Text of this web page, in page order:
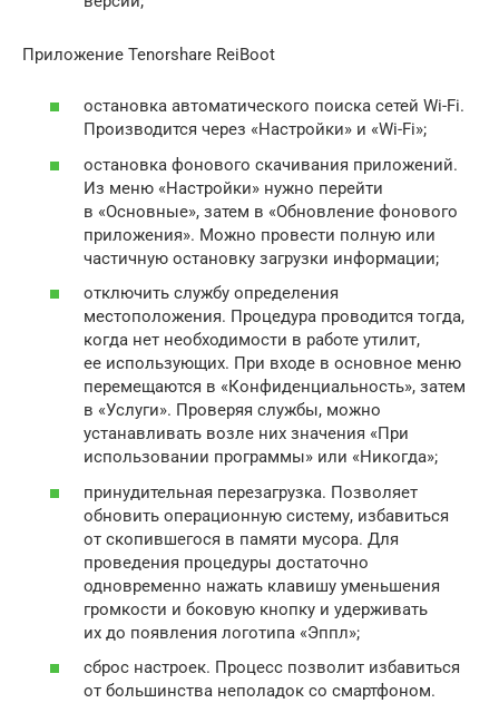
Приложение Tenorshare ReiBoot
остановка автоматического поиска сетей Wi-Fi.
Производится через «Настройки» и «Wi-Fi»;
остановка фонового скачивания приложений.
Из меню «Настройки» нужно перейти
в «Основные», затем в «Обновление фонового
приложения». Можно провести полную или
частичную остановку загрузки информации;
отключить службу определения
местоположения. Процедура проводится тогда,
когда нет необходимости в работе утилит,
ее использующих. При входе в основное меню
перемещаются в «Конфиденциальность», затем
в «Услуги». Проверяя службы, можно
устанавливать возле них значения «При
использовании программы» или «Никогда»;
принудительная перезагрузка. Позволяет
обновить операционную систему, избавиться
от скопившегося в памяти мусора. Для
проведения процедуры достаточно
одновременно нажать клавишу уменьшения
громкости и боковую кнопку и удерживать
их до появления логотипа «Эппл»;
сброс настроек. Процесс позволит избавиться
от большинства неполадок со смартфоном.